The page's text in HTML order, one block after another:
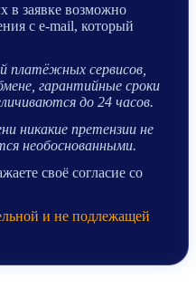
в заявке возможно
с e-mail, который
платёжных сервисов,
гарантийные сроки
до 24 часов.
никакие претензии не
необоснованными.
своё согласие со
и не подлежащей